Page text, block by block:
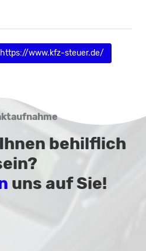
https://www.kfz-steuer.de/
behilflich
uns auf Sie!